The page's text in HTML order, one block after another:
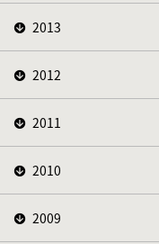
2013
2012
2011
2010
2009